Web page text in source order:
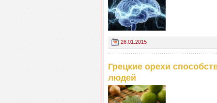
26.01.2015
Грецкие орехи
людей